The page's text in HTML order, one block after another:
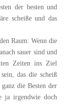
der besten und
scheiße und das
Raum: Wenn die
sauer sind und
Zeiten ins Ziel
das die scheiß
die Besten der
ja irgendwie doch